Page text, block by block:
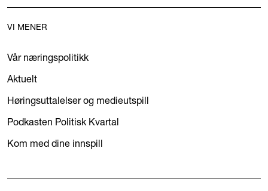
VI MENER
Vår næringspolitikk
Aktuelt
Høringsuttalelser og medieutspill
Podkasten Politisk Kvartal
Kom med dine innspill